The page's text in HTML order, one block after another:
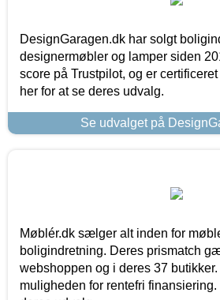
DesignGaragen.dk har solgt
designermøbler og lamper siden
score på Trustpilot, og er
her for at se deres udvalg.
Se udvalget på
Møblér.dk sælger alt inden for
boligindretning. Deres prismatch
webshoppen og i deres 37
muligheden for rentefri